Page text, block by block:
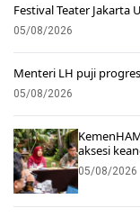
Festival Teater
05/08/2026
Menteri LH puji
05/08/2026
aksesi
05/08/2026